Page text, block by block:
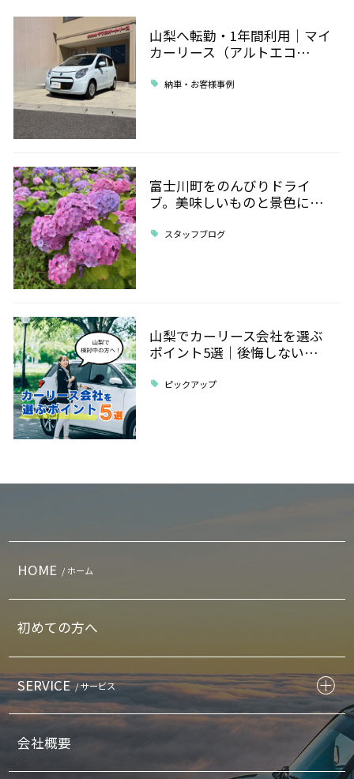
山梨へ転勤・1年間利用｜マイ
カーリース（アルトエコ…
納車・お客様事例
富士川町をのんびりドライ
ブ。美味しいものと景色に…
スタッフブログ
山梨でカーリース会社を選ぶ
ポイント5選｜後悔しない…
ピックアップ
HOME / ホーム
初めての方へ
SERVICE / サービス
会社概要